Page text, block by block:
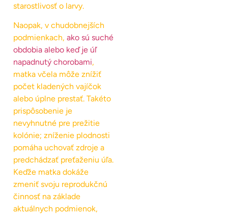
starostlivosť o larvy.
Naopak, v chudobnejších
podmienkach, ako sú suché
obdobia alebo keď je úľ
napadnutý chorobami,
matka včela môže znížiť
počet kladených vajíčok
alebo úplne prestať. Takéto
prispôsobenie je
nevyhnutné pre prežitie
kolónie; zníženie plodnosti
pomáha uchovať zdroje a
predchádzať preťaženiu úľa.
Keďže matka dokáže
zmeniť svoju reprodukčnú
činnosť na základe
aktuálnych podmienok,